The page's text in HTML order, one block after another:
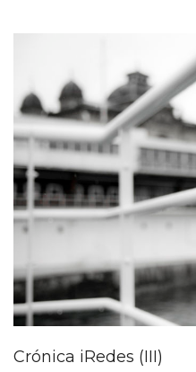
Crónica iRedes (III)